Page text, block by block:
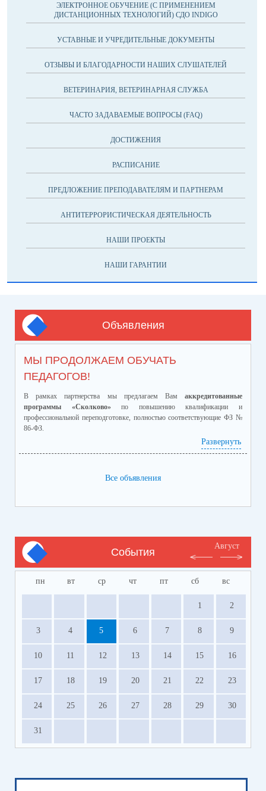
ЭЛЕКТРОННОЕ ОБУЧЕНИЕ (С ПРИМЕНЕНИЕМ
ДИСТАНЦИОННЫХ ТЕХНОЛОГИЙ) СДО INDIGO
УСТАВНЫЕ И УЧРЕДИТЕЛЬНЫЕ ДОКУМЕНТЫ
ОТЗЫВЫ И БЛАГОДАРНОСТИ НАШИХ СЛУШАТЕЛЕЙ
ВЕТЕРИНАРИЯ, ВЕТЕРИНАРНАЯ СЛУЖБА
ЧАСТО ЗАДАВАЕМЫЕ ВОПРОСЫ (FAQ)
ДОСТИЖЕНИЯ
РАСПИСАНИЕ
ПРЕДЛОЖЕНИЕ ПРЕПОДАВАТЕЛЯМ И ПАРТНЕРАМ
АНТИТЕРРОРИСТИЧЕСКАЯ ДЕЯТЕЛЬНОСТЬ
НАШИ ПРОЕКТЫ
НАШИ ГАРАНТИИ
Объявления
МЫ ПРОДОЛЖАЕМ ОБУЧАТЬ
ПЕДАГОГОВ!
В рамках партнерства мы предлагаем Вам аккредитованные
программы «Сколково»по повышению квалификации и
профессиональной переподготовке, полностью соответствующие ФЗ №
86-ФЗ.
Ознакомиться с программами и ценами можно в
приложенном файле.
Развернуть
Все объявления
События
Август
пн вт ср чт пт сб вс
1 2
3 4 5 6 7 8 9
10 11 12 13 14 15 16
17 18 19 20 21 22 23
24 25 26 27 28 29 30
31